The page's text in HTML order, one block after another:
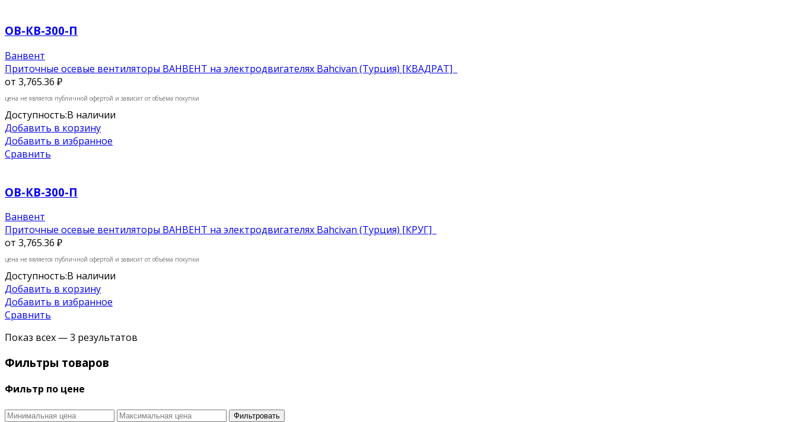
ОВ-КВ-300-П
Ванвент
Приточные осевые вентиляторы ВАНВЕНТ на электродвигателях Bahcivan (Турция) [КВАДРАТ]
от 3,765.36 ₽
цена не является публичной офертой и зависит от объёма покупки
Доступность:В наличии
Добавить в корзину
Добавить в избранное
Сравнить
ОВ-КВ-300-П
Ванвент
Приточные осевые вентиляторы ВАНВЕНТ на электродвигателях Bahcivan (Турция) [КРУГ]
от 3,765.36 ₽
цена не является публичной офертой и зависит от объёма покупки
Доступность:В наличии
Добавить в корзину
Добавить в избранное
Сравнить
Показ всех — 3 результатов
Фильтры товаров
Фильтр по цене
Фильтровать